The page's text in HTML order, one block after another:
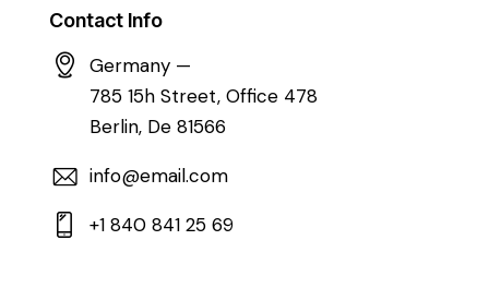
Contact Info
Germany —
785 15h Street, Office 478
Berlin, De 81566
info@email.com
+1 840 841 25 69